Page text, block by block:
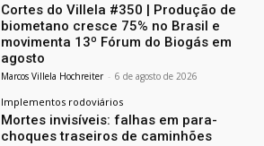
Cortes do Villela #350 | Produção de
biometano cresce 75% no Brasil e
movimenta 13º Fórum do Biogás em
agosto
Marcos Villela Hochreiter - 6 de agosto de 2026
Implementos rodoviários
Mortes invisíveis: falhas em para-
choques traseiros de caminhões